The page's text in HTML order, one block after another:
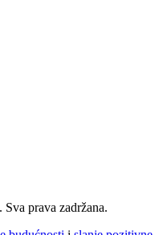
prava zadržana.